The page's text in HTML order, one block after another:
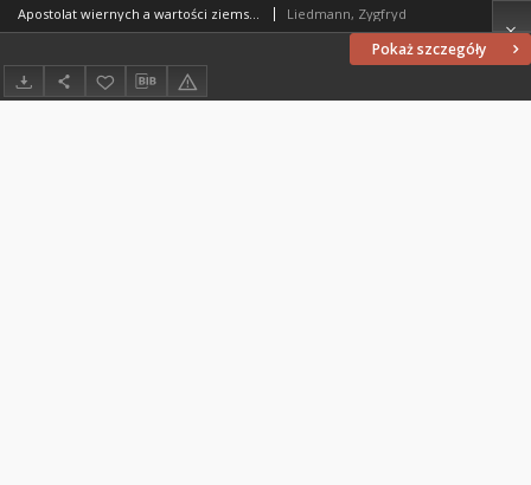
Pokaż szczegóły
Apostolat wiernych a wartości ziemskie w świetle uchwał Soboru Watykańskiego II Liedmann, Zygfryd